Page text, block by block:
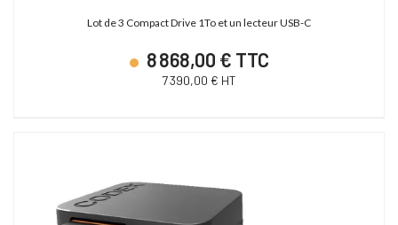
Lot de 3 Compact Drive 1To et un lecteur USB-C
8 868,00 € TTC
7 390,00 € HT